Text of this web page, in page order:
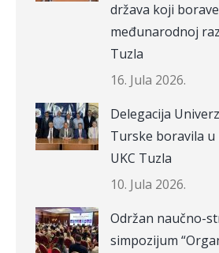
država koji
međunarodnoj
Tuzla
16. Jula 2026.
Delegacija
Turske boravila
UKC Tuzla
10. Jula 2026.
Održan naučno-
simpozijum